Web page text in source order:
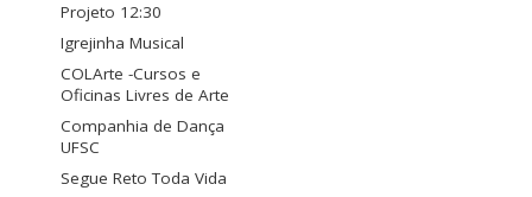
Projeto 12:30
Igrejinha Musical
COLArte -Cursos e
Oficinas Livres de Arte
Companhia de Dança
UFSC
Segue Reto Toda Vida